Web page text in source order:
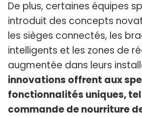
De plus, certaines équipes
introduit des concepts
les sièges connectés, les
intelligents et les zones de
augmentée dans leurs
innovations offrent aux
fonctionnalités uniques,
commande de nourriture